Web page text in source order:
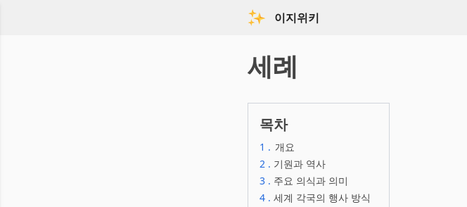
이지위키
세례
목차
1 . 개요
2 . 기원과 역사
3 . 주요 의식과 의미
4 . 세계 각국의 행사 방식